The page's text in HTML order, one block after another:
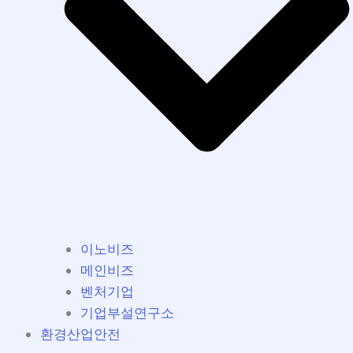
이노비즈
메인비즈
벤처기업
기업부설연구소
환경산업안전